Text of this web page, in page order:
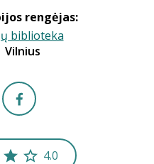
rengėjas:
biblioteka
Vilnius
4.0